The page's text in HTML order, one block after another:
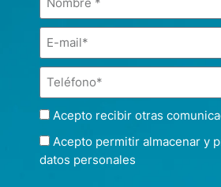
Acepto recibir otras
Acepto permitir almacenar y
datos personales